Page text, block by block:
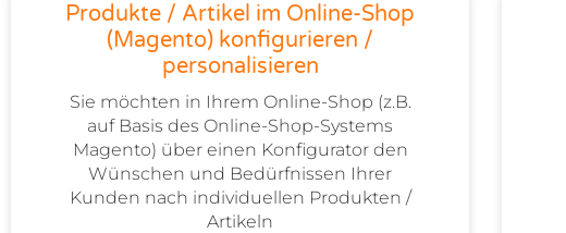
Produkte / Artikel im Online-Shop
(Magento) konfigurieren /
personalisieren
Sie möchten in Ihrem Online-Shop (z.B.
auf Basis des Online-Shop-Systems
Magento) über einen Konfigurator den
Wünschen und Bedürfnissen Ihrer
Kunden nach individuellen Produkten /
Artikeln